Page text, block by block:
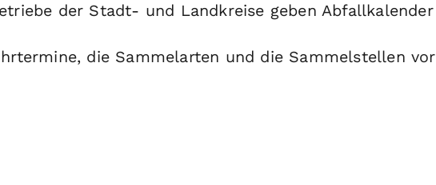
der Stadt- und Landkreise geben Abfallkalender
die Sammelarten und die Sammelstellen vor